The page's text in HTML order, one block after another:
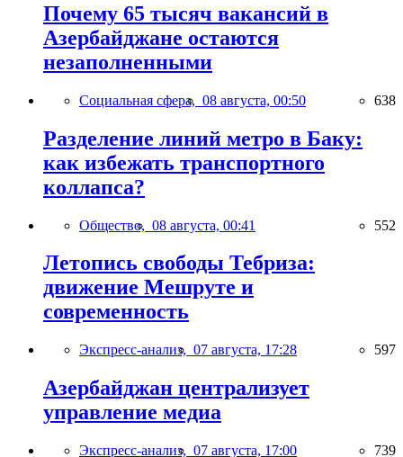
Почему 65 тысяч вакансий в
Азербайджане остаются
незаполненными
Социальная сфера, 08 августа, 00:50 638
Разделение линий метро в Баку:
как избежать транспортного
коллапса?
Общество, 08 августа, 00:41 552
Летопись свободы Тебриза:
движение Мешруте и
современность
Экспресс-анализ, 07 августа, 17:28 597
Азербайджан централизует
управление медиа
Экспресс-анализ, 07 августа, 17:00 739